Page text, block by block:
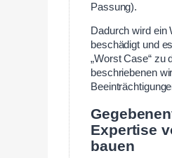
Passung).
Dadurch wird ein
beschädigt und
„Worst Case“ zu
beschriebenen
Expertise
bauen